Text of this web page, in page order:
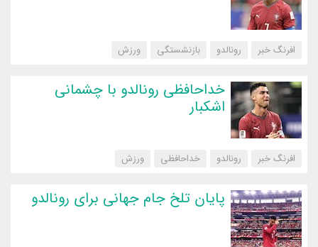
افرنگ خبر رونالدو بازنشستگی ‌ورزش
خداحافظی رونالدو با چشمانی
اشکبار
افرنگ خبر رونالدو خداحافظی ‌ورزش
پایان تلخ جام جهانی برای رونالدو